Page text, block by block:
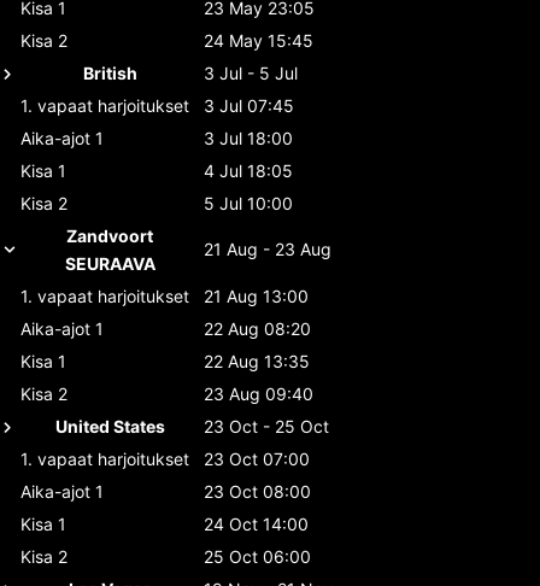
Kisa 1
23 May 23:05
Kisa 2
24 May 15:45
British
3 Jul - 5 Jul
1. vapaat harjoitukset
3 Jul 07:45
Aika-ajot 1
3 Jul 18:00
Kisa 1
4 Jul 18:05
Kisa 2
5 Jul 10:00
Zandvoort
SEURAAVA
21 Aug - 23 Aug
1. vapaat harjoitukset
21 Aug 13:00
Aika-ajot 1
22 Aug 08:20
Kisa 1
22 Aug 13:35
Kisa 2
23 Aug 09:40
United States
23 Oct - 25 Oct
1. vapaat harjoitukset
23 Oct 07:00
Aika-ajot 1
23 Oct 08:00
Kisa 1
24 Oct 14:00
Kisa 2
25 Oct 06:00